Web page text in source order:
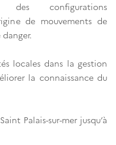
des configurations
de mouvements de
locales dans la gestion
la connaissance du
Palais-sur-mer jusqu’à